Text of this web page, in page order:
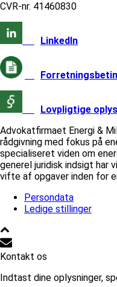
CVR-nr. 41460830
LinkedIn
Lovpligtige
Advokatfirmaet Energi &
rådgivning med fokus på
specialiseret viden om
generel juridisk indsigt har
vifte af opgaver inden for
Persondata
Ledige stillinger
Kontakt os
Indtast dine oplysninger,